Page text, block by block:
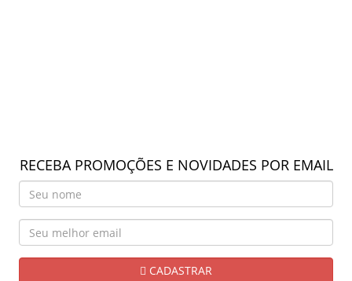
RECEBA PROMOÇÕES E NOVIDADES POR EMAIL
CADASTRAR